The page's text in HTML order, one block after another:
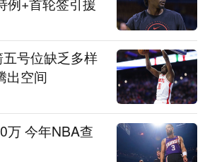
号位缺乏多样
出空间
万 今年NBA查